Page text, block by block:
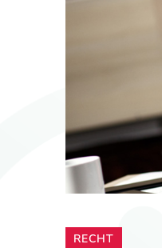
CATEGORIE:
RECHT